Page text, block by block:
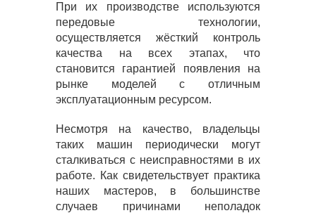
При их производстве используются
передовые технологии,
осуществляется жёсткий контроль
качества на всех этапах, что
становится гарантией появления на
рынке моделей с отличным
эксплуатационным ресурсом.
Несмотря на качество, владельцы
таких машин периодически могут
сталкиваться с неисправностями в их
работе. Как свидетельствует практика
наших мастеров, в большинстве
случаев причинами неполадок